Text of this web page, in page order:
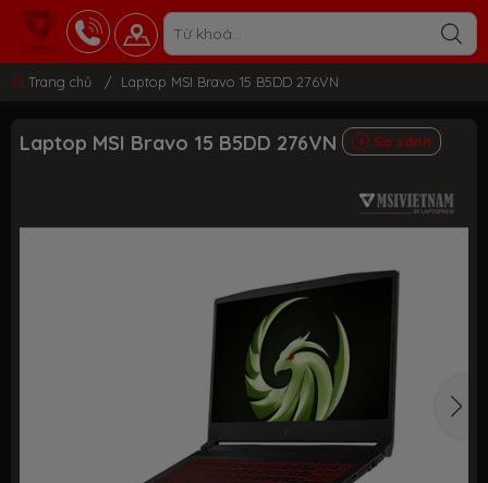
Trang chủ / Laptop MSI Bravo 15 B5DD 276VN
Laptop MSI Bravo 15 B5DD 276VN So sánh